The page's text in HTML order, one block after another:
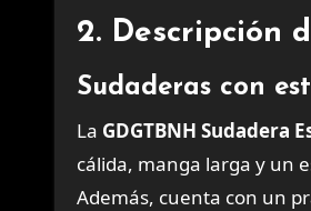
2. Descripción
Sudaderas con
La GDGTBNH Sudadera
cálida, manga larga y un
Además, cuenta con un